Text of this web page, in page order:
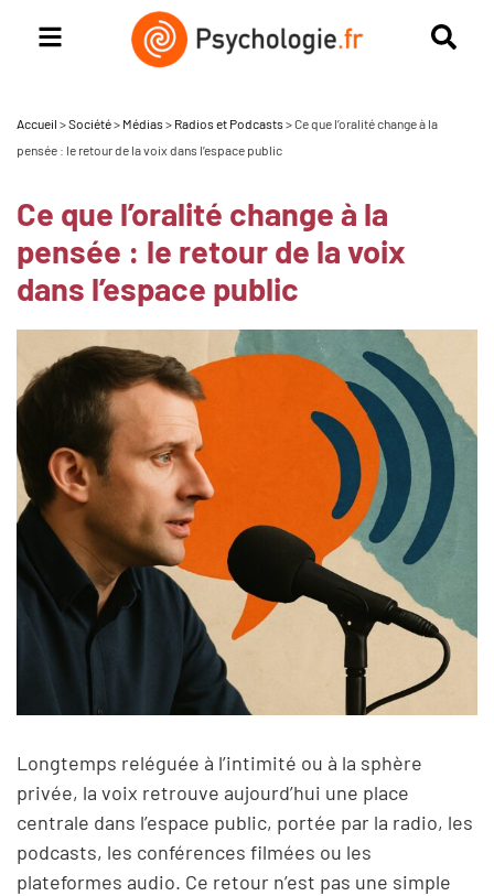
Accueil >Société> Médias > Radios et Podcasts >Ce que l’oralité change à la
pensée : le retour de la voix dans l’espace public
Ce que l’oralité change à la
pensée : le retour de la voix
dans l’espace public
Longtemps reléguée à l’intimité ou à la sphère
privée, la voix retrouve aujourd’hui une place
centrale dans l’espace public, portée par la radio, les
podcasts, les conférences filmées ou les
plateformes audio. Ce retour n’est pas une simple